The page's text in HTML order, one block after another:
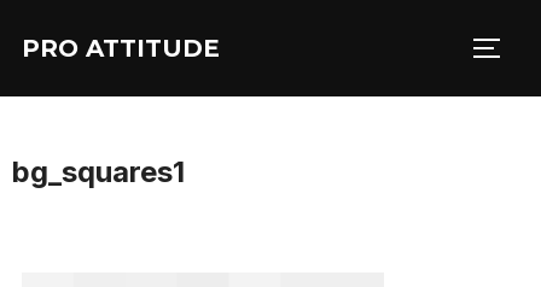
PRO ATTITUDE
bg_squares1